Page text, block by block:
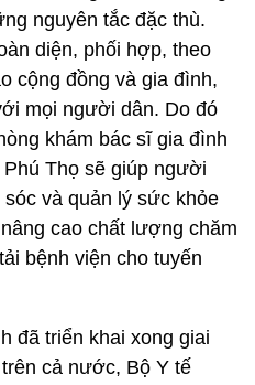
nguyên tắc đặc thù.
diện, phối hợp, theo
cộng đồng và gia đình,
mọi người dân. Do đó
khám bác sĩ gia đình
Thọ sẽ giúp người
và quản lý sức khỏe
cao chất lượng chăm
bệnh viện cho tuyến
đã triển khai xong giai
cả nước, Bộ Y tế